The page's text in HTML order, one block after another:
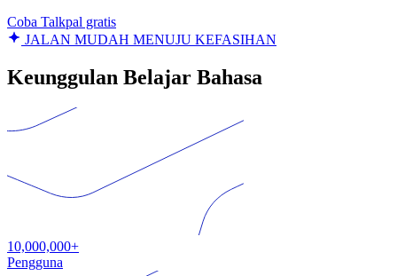
Coba Talkpal gratis
JALAN MUDAH MENUJU KEFASIHAN
Keunggulan Belajar Bahasa
10,000,000+
Pengguna